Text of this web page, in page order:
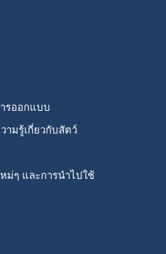
รออกแบบ
ามรู้เกี่ยวกับสัตว์
ม่ๆ และการนำไปใช้